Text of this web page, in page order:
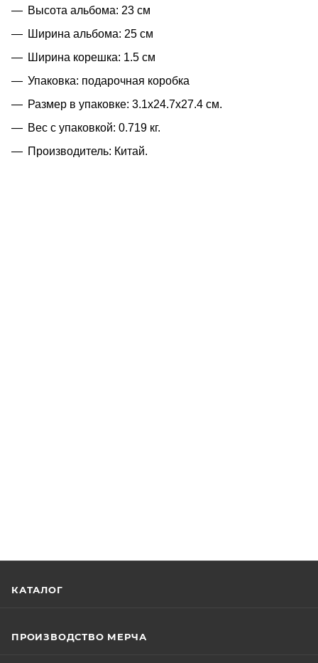
Высота альбома: 23 см
Ширина альбома: 25 см
Ширина корешка: 1.5 см
Упаковка: подарочная коробка
Размер в упаковке: 3.1x24.7x27.4 см.
Вес с упаковкой: 0.719 кг.
Производитель: Китай.
КАТАЛОГ
ПРОИЗВОДСТВО МЕРЧА